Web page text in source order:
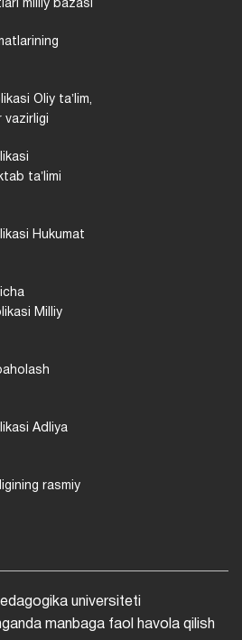
milliy bazasi
Oliy taʼlim,
vazirligi
taʼlimi
Hukumat
Milliy
Adliya
rasmiy
universiteti
manbaga faol havola qilish